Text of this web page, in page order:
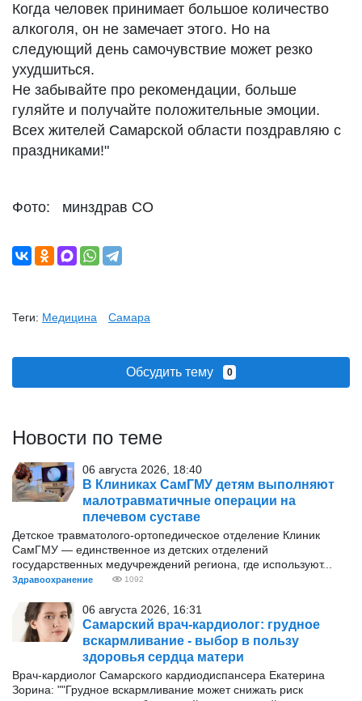
Когда человек принимает большое количество
алкоголя, он не замечает этого. Но на
следующий день самочувствие может резко
ухудшиться.
Не забывайте про рекомендации, больше
гуляйте и получайте положительные эмоции.
Всех жителей Самарской области поздравляю с
праздниками!"
Фото: минздрав СО
Теги: Медицина Самара
Обсудить тему 0
Новости по теме
06 августа 2026, 18:40
В Клиниках СамГМУ детям выполняют
малотравматичные операции на
плечевом суставе
Детское травматолого-ортопедическое отделение Клиник
СамГМУ — единственное из детских отделений
государственных медучреждений региона, где используют...
Здравоохранение 1092
06 августа 2026, 16:31
Самарский врач-кардиолог: грудное
вскармливание - выбор в пользу
здоровья сердца матери
Врач-кардиолог Самарского кардиодиспансера Екатерина
Зорина: ""Грудное вскармливание может снижать риск